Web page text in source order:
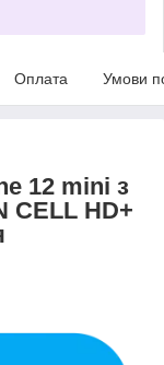
Оплата Умови
12 mini з
CELL HD+